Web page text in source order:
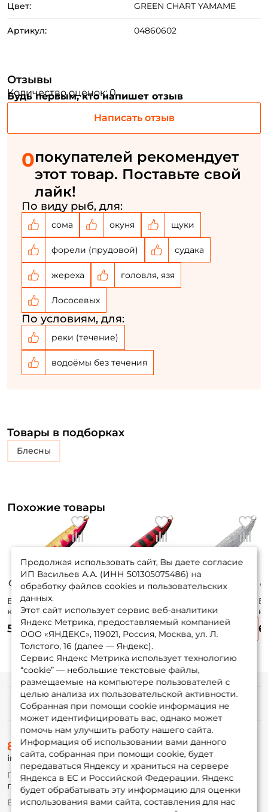
Цвет: GREEN CHART YAMAME
Артикул: 04860602
Отзывы
Количество оценок: 0
Будь первым, кто напишет отзыв
Написать отзыв
0покупателей рекомендует
этот товар. Поставьте свой
лайк!
По виду рыб, для:
сома окуня щуки
форели (прудовой) судака
жереха головля, язя
Лососевых
По условиям, для:
реки (течение)
водоёмы без течения
Товары в подборках
блесны
Похожие товары
Блесна
колеблющаяся
Lucky John Croco
Spoon 5,9см. 14гр.
014
530 ₽
колеблющаяся
Lucky John Croco
Spoon 5,9см. 14гр.
016
475 ₽
колеблющаяся
Lucky John Croco
Spoon 6,7см. 18гр.
530 ₽
Продолжая использовать сайт, Вы даете согласие
ИП Васильев А.А. (ИНН 501305075486) на
обработку файлов cookies и пользовательских
данных.
Этот сайт использует сервис веб-аналитики
Яндекс Метрика, предоставляемый компанией
ООО «ЯНДЕКС», 119021, Россия, Москва, ул. Л.
Толстого, 16 (далее — Яндекс).
Сервис Яндекс Метрика использует технологию
“cookie” — небольшие текстовые файлы,
размещаемые на компьютере пользователей с
целью анализа их пользовательской активности.
Собранная при помощи cookie информация не
может идентифицировать вас, однако может
помочь нам улучшить работу нашего сайта.
Информация об использовании вами данного
сайта, собранная при помощи cookie, будет
передаваться Яндексу и храниться на сервере
Яндекса в ЕС и Российской Федерации. Яндекс
будет обрабатывать эту информацию для оценки
использования вами сайта, составления для нас
ФИО: *
Повторите пароль: *
Заполняя данную форму вы соглашаетесь на обработку
персональных данных
Создать аккаунт
У меня уже есть аккаунт
Информация
О магазине
Доставка
Оплата
Fox-bonus
Гуру
Партнерская программа
8 (495) 532-77-88
info@foxfishing.ru
По вопросам с заказом
г. Москва, ул. Плеханова д.7
Ежедневно 10:00 до 20:00